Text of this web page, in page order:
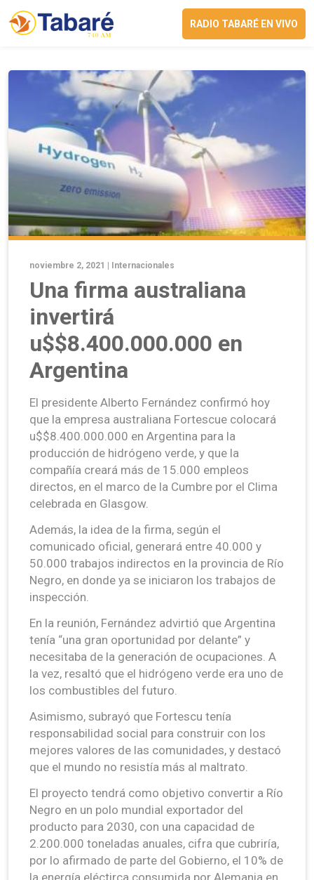
RADIO TABARÉ EN VIVO
noviembre 2, 2021 | Internacionales
Una firma australiana
invertirá
u$$8.400.000.000 en
Argentina
El presidente Alberto Fernández confirmó hoy
que la empresa australiana Fortescue colocará
u$$8.400.000.000 en Argentina para la
producción de hidrógeno verde, y que la
compañía creará más de 15.000 empleos
directos, en el marco de la Cumbre por el Clima
celebrada en Glasgow.
Además, la idea de la firma, según el
comunicado oficial, generará entre 40.000 y
50.000 trabajos indirectos en la provincia de Río
Negro, en donde ya se iniciaron los trabajos de
inspección.
En la reunión, Fernández advirtió que Argentina
tenía “una gran oportunidad por delante” y
necesitaba de la generación de ocupaciones. A
la vez, resaltó que el hidrógeno verde era uno de
los combustibles del futuro.
Asimismo, subrayó que Fortescu tenía
responsabilidad social para construir con los
mejores valores de las comunidades, y destacó
que el mundo no resistía más al maltrato.
El proyecto tendrá como objetivo convertir a Río
Negro en un polo mundial exportador del
producto para 2030, con una capacidad de
2.200.000 toneladas anuales, cifra que cubriría,
por lo afirmado de parte del Gobierno, el 10% de
la energía eléctirca consumida por Alemania en